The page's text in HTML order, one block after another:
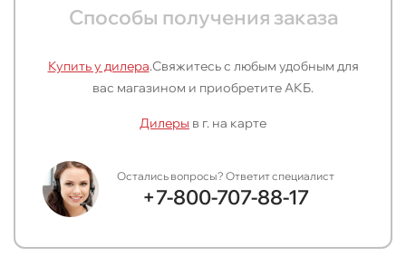
Способы получения заказа
Купить у дилера.Свяжитесь с любым удобным для
вас магазином и приобретите АКБ.
Дилеры в г. на карте
Остались вопросы? Ответит специалист
+7-800-707-88-17